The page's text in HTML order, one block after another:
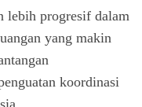
lebih progresif dalam
yang makin
koordinasi